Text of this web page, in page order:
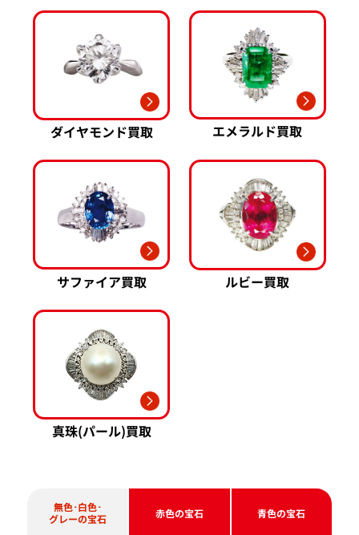
Pt900 買取
Pt850 買取
Pt&Pm 買取
銀･シルバー 買取
パネライ 買取
ブルガリ 買取
フランク ミュラー 買取
IWC 買取
買取可能な商品をもっと見る
ダイヤモンド買取 エメラルド買取
サファイア買取 ルビー買取
真珠(パール)買取
無色･白色･
グレーの宝石
赤色の宝石 青色の宝石